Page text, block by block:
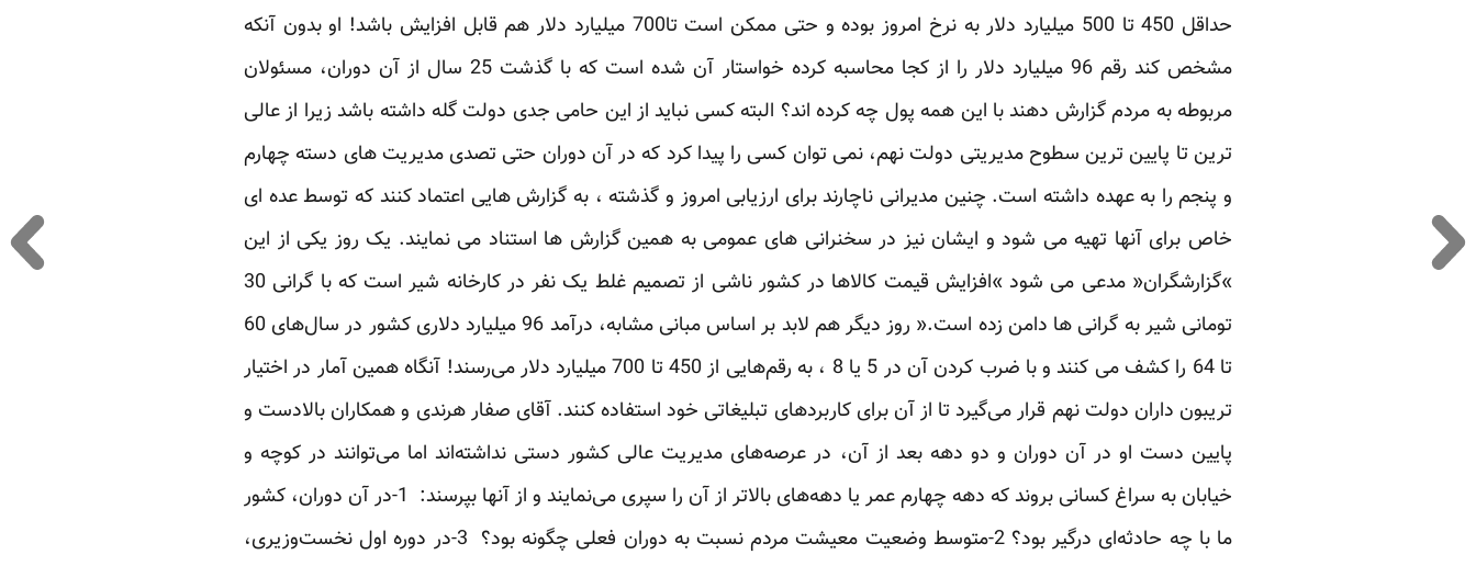
حداقل 450 تا 500 میلیارد دلار به نرخ امروز بوده و حتی ممکن است تا700 میلیارد دلار هم قابل افزایش باشد! او بدون آنکه
مشخص کند رقم 96 میلیارد دلار را از کجا محاسبه کرده خواستار آن شده است که با گذشت 25 سال از آن دوران، مسئولان
مربوطه به مردم گزارش دهند با این همه پول چه کرده اند؟ البته کسی نباید از این حامی جدی دولت گله داشته باشد زیرا از عالی
ترین تا پایین ترین سطوح مدیریتی دولت نهم، نمی توان کسی را پیدا کرد که در آن دوران حتی تصدی مدیریت های دسته چهارم
و پنجم را به عهده داشته است. چنین مدیرانی ناچارند برای ارزیابی امروز و گذشته ، به گزارش هایی اعتماد کنند که توسط عده ای
خاص برای آنها تهیه می شود و ایشان نیز در سخنرانی های عمومی به همین گزارش ها استناد می نمایند. یک روز یکی از این
»گزارشگران« مدعی می شود »افزایش قیمت کالاها در کشور ناشی از تصمیم غلط یک نفر در کارخانه شیر است که با گرانی 30
تومانی شیر به گرانی ها دامن زده است.« روز دیگر هم لابد بر اساس مبانی مشابه، درآمد 96 میلیارد دلاری کشور در سال‌های 60
تا 64 را کشف می کنند و با ضرب کردن آن در 5 یا 8 ، به رقم‌هایی از 450 ‌تا 700 میلیارد دلار می‌رسند! آنگاه همین آمار در اختیار
تریبون داران دولت نهم قرار می‌گیرد تا از آن برای کاربردهای تبلیغاتی خود استفاده کنند. آقای صفار هرندی و همکاران بالادست و
پایین دست او در آن دوران و دو دهه بعد از آن، در عرصه‌های مدیریت عالی کشور دستی نداشته‌اند اما می‌توانند در کوچه و
خیابان به سراغ کسانی بروند که دهه چهارم عمر یا دهه‌های بالاتر از آن را سپری می‌نمایند و از آنها بپرسند: ‌‌‌ 1-‌در آن دوران، کشور
ما با چه حادثه‌ای درگیر بود؟ ‌‌2-‌متوسط وضعیت معیشت مردم نسبت به دوران فعلی چگونه بود؟ ‌‌‌ 3-‌در دوره اول نخست‌وزیری،